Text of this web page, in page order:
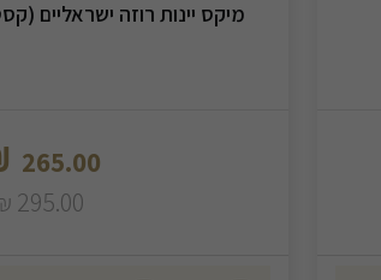
מיקס יינות רוזה ישראליים
265.00
295.00